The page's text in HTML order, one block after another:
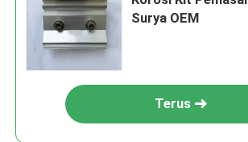
Surya OEM
Terus